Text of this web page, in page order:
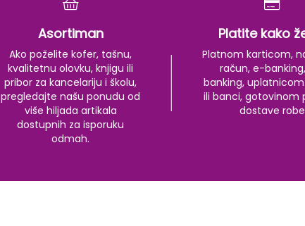
Asortiman
Ako poželite kofer, tašnu,
kvalitetnu olovku, knjigu ili
pribor za kancelariju i školu,
pregledajte našu ponudu od
više hiljada artikala
dostupnih za isporuku
odmah.
Platite kako
Platnom karticom,
račun, e-
banking,
ili banci, gotovinom
dostave robe